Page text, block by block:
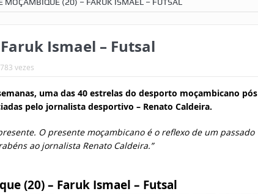
Ismael – Futsal
vezes
uma das 40 estrelas do desporto moçambicano pós
pelo jornalista desportivo – Renato Caldeira.
O presente moçambicano é o reflexo de um passado
ao jornalista Renato Caldeira.”
(20) – Faruk Ismael – Futsal